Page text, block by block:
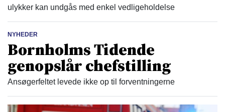
ulykker kan undgås med enkel vedligeholdelse
NYHEDER
Bornholms Tidende
genopslår chefstilling
Ansøgerfeltet levede ikke op til forventningerne